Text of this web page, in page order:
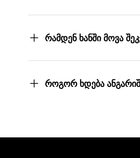
სასურველ
რამდენ ხანში მოვა
თუმცა, ჩვენ ისეთი
როგორ ხდება